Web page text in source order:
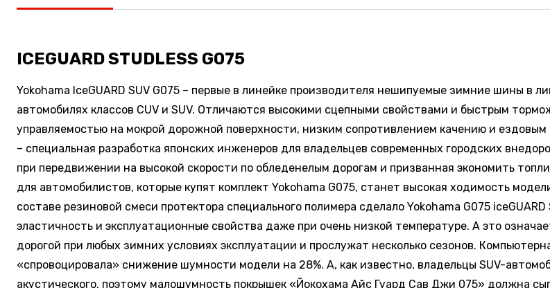
ICEGUARD STUDLESS G075
Yokohama IceGUARD SUV G075 – первые в линейке производителя нешипуемые зимние шины в
автомобилях классов CUV и SUV. Отличаются высокими сцепными свойствами и быстрым
управляемостью на мокрой дорожной поверхности, низким сопротивлением качению и
– специальная разработка японских инженеров для владельцев современных городских
при передвижении на высокой скорости по обледенелым дорогам и призванная экономить
для автомобилистов, которые купят комплект Yokohama G075, станет высокая ходимость
составе резиновой смеси протектора специального полимера сделало Yokohama G075
эластичность и эксплуатационные свойства даже при очень низкой температуре. А это
дорогой при любых зимних условиях эксплуатации и прослужат несколько сезонов.
«спровоцировала» снижение шумности модели на 28%. А, как известно, владельцы SUV-
акустического, поэтому малошумность покрышек «Йокохама Айс Гуард Сав Джи 075» должна